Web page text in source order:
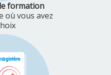
formation
où vous avez